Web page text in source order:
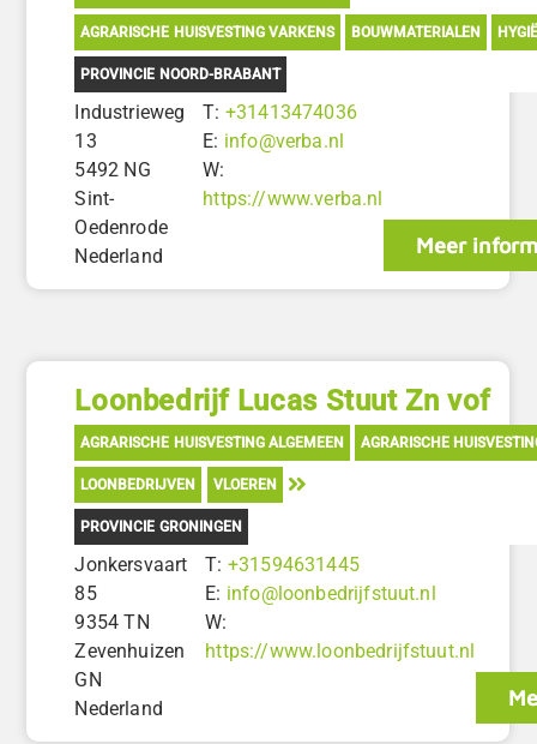
AGRARISCHE HUISVESTING VARKENS BOUWMATERIALEN
PROVINCIE NOORD-BRABANT
Industrieweg
13
5492 NG
Sint-
Oedenrode
Nederland
T: +31413474036
E: info@verba.nl
W:
https://www.verba.nl
Meer
Loonbedrijf Lucas Stuut Zn vof
AGRARISCHE HUISVESTING ALGEMEEN AGRARISCHE
LOONBEDRIJVEN VLOEREN
PROVINCIE GRONINGEN
Jonkersvaart
85
9354 TN
Zevenhuizen
GN
Nederland
T: +31594631445
E: info@loonbedrijfstuut.nl
W:
https://www.loonbedrijfstuut.nl